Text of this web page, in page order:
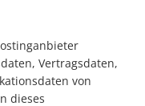
Vertragsdaten,
von
dieses